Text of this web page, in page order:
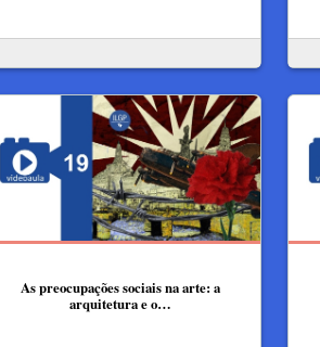
As preocupações sociais na arte: a
arquitetura e o…